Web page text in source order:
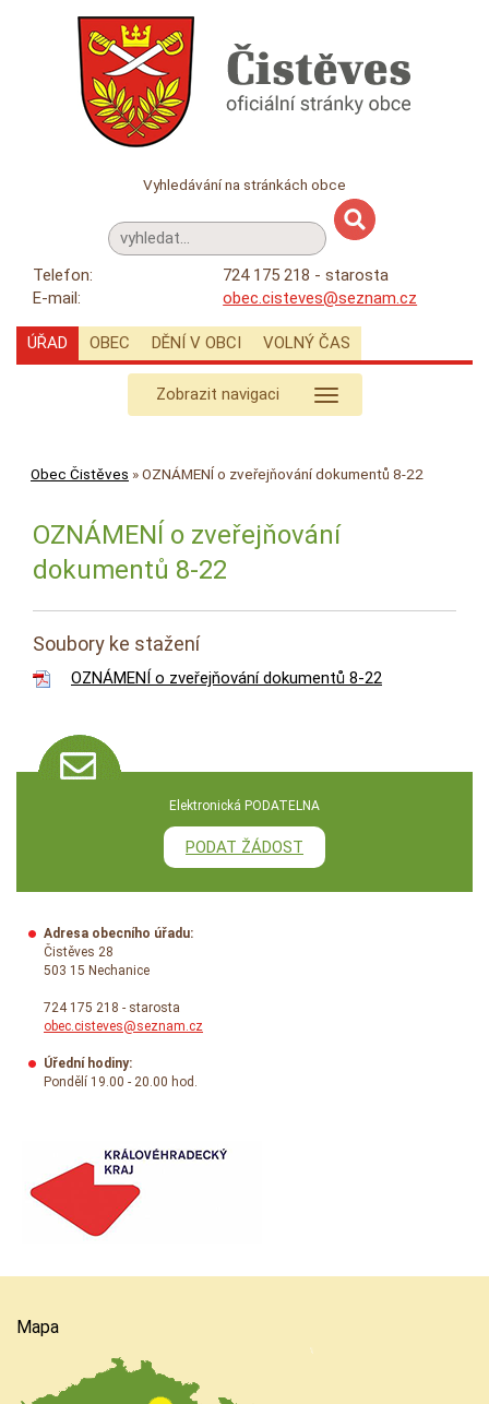
Vyhledávání na stránkách obce
Telefon:
724 175 218 - starosta
E-mail:
obec.cisteves@seznam.cz
ÚŘAD OBEC DĚNÍ V OBCI VOLNÝ ČAS
Zobrazit navigaci
Obec Čistěves »OZNÁMENÍ o zveřejňování dokumentů 8-22
OZNÁMENÍ o zveřejňování
dokumentů 8-22
Soubory ke stažení
OZNÁMENÍ o zveřejňování dokumentů 8-22
Elektronická PODATELNA
PODAT ŽÁDOST
Adresa obecního úřadu:
Čistěves 28
503 15 Nechanice
724 175 218 - starosta
obec.cisteves@seznam.cz
Úřední hodiny:
Pondělí 19.00 - 20.00 hod.
Mapa